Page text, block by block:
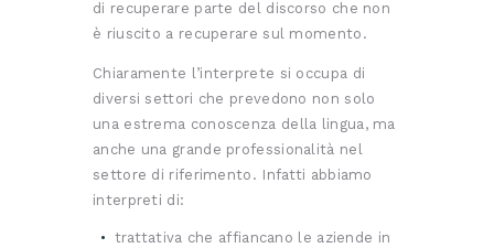
di recuperare parte del discorso che non
è riuscito a recuperare sul momento.
Chiaramente l’interprete si occupa di
diversi settori che prevedono non solo
una estrema conoscenza della lingua, ma
anche una grande professionalità nel
settore di riferimento. Infatti abbiamo
interpreti di:
trattativa che affiancano le aziende in